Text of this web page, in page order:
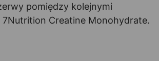
pomiędzy kolejnymi
7Nutrition Creatine Monohydrate.